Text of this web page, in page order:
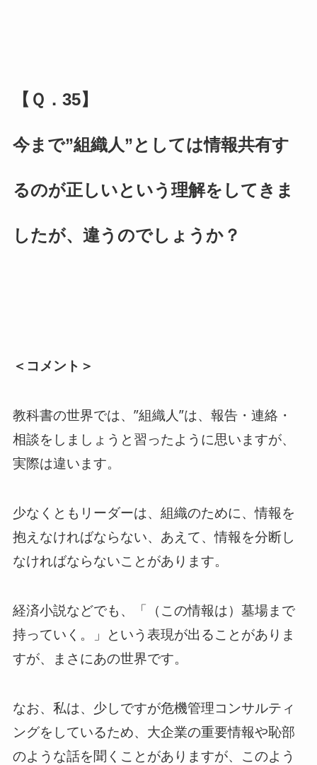
【Ｑ．35】
今まで”組織人”としては情報共有す
るのが正しいという理解をしてきま
したが、違うのでしょうか？
＜コメント＞
教科書の世界では、”組織人”は、報告・連絡・
相談をしましょうと習ったように思いますが、
実際は違います。
少なくともリーダーは、組織のために、情報を
抱えなければならない、あえて、情報を分断し
なければならないことがあります。
経済小説などでも、「（この情報は）墓場まで
持っていく。」という表現が出ることがありま
すが、まさにあの世界です。
なお、私は、少しですが危機管理コンサルティ
ングをしているため、大企業の重要情報や恥部
のような話を聞くことがありますが、このよう